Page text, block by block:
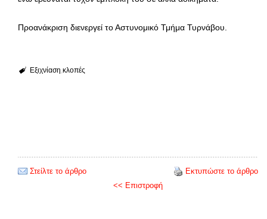
Προανάκριση διενεργεί το Αστυνομικό Τμήμα Τυρνάβου.
Εξιχνίαση κλοπές
Στείλτε το άρθρο
Εκτυπώστε το άρθρο
<< Επιστροφή